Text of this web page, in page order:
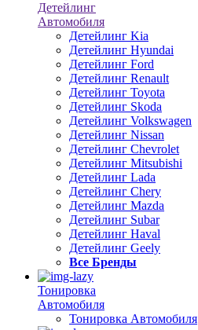
Детейлинг
Автомобиля
Детейлинг Kia
Детейлинг Hyundai
Детейлинг Ford
Детейлинг Renault
Детейлинг Toyota
Детейлинг Skoda
Детейлинг Volkswagen
Детейлинг Nissan
Детейлинг Chevrolet
Детейлинг Mitsubishi
Детейлинг Lada
Детейлинг Chery
Детейлинг Mazda
Детейлинг Subar
Детейлинг Haval
Детейлинг Geely
Все Бренды
Тонировка
Автомобиля
Тонировка Автомобиля